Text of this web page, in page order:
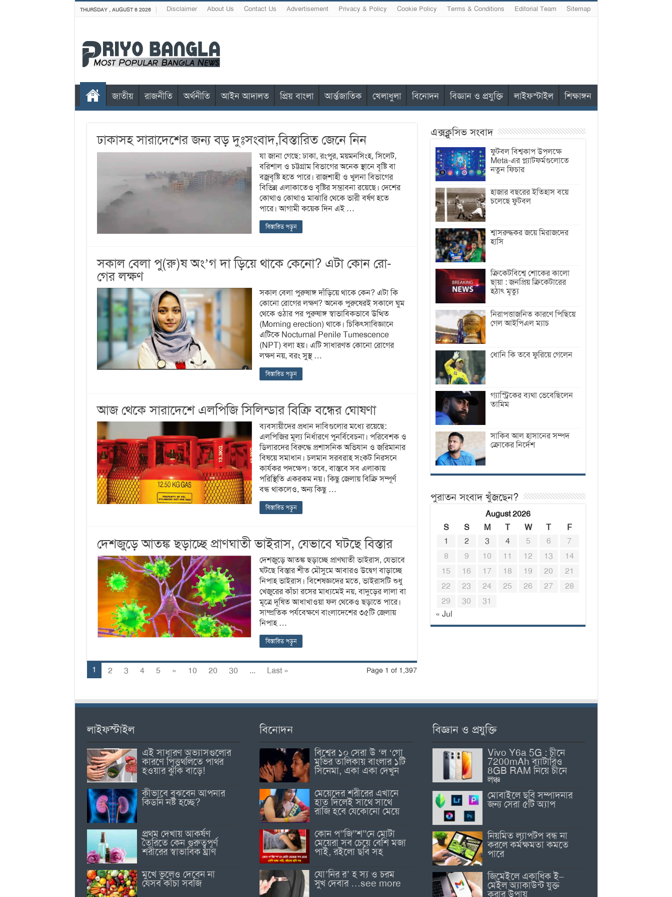
THURSDAY , AUGUST 6 2026 Disclaimer About Us Contact Us Advertisement Privacy & Policy Cookie Policy Terms & Conditions Editorial Team Sitemap
জাতীয় রাজনীতি অর্থনীতি আইন আদালত প্রিয় বাংলা আর্ন্তজাতিক খেলাধুলা বিনোদন বিজ্ঞান ও প্রযুক্তি লাইফস্টাইল শিক্ষাঙ্গন
ঢাকাসহ সারাদেশের জন্য বড় দুঃসংবাদ,বিস্তারিত জেনে নিন
যা জানা গেছে: ঢাকা, রংপুর, ময়মনসিংহ, সিলেট,
বরিশাল ও চট্টগ্রাম বিভাগের অনেক স্থানে বৃষ্টি বা
বজ্রবৃষ্টি হতে পারে। রাজশাহী ও খুলনা বিভাগের
বিভিন্ন এলাকাতেও বৃষ্টির সম্ভাবনা রয়েছে। দেশের
কোথাও কোথাও মাঝারি থেকে ভারী বর্ষণ হতে
পারে। আগামী কয়েক দিন এই …
বিস্তারিত পড়ুন
সকাল বেলা পু(রু)ষ অং’গ দা ড়িয়ে থাকে কেনো? এটা কোন রো-
গের লক্ষণ
সকাল বেলা পুরুষাঙ্গ দাঁড়িয়ে থাকে কেন? এটা কি
কোনো রোগের লক্ষণ? অনেক পুরুষেরই সকালে ঘুম
থেকে ওঠার পর পুরুষাঙ্গ স্বাভাবিকভাবে উত্থিত
(Morning erection) থাকে। চিকিৎসাবিজ্ঞানে
এটিকে Nocturnal Penile Tumescence
(NPT) বলা হয়। এটি সাধারণত কোনো রোগের
লক্ষণ নয়, বরং সুস্থ …
বিস্তারিত পড়ুন
আজ থেকে সারাদেশে এলপিজি সিলিন্ডার বিক্রি বন্ধের ঘোষণা
ব্যবসায়ীদের প্রধান দাবিগুলোর মধ্যে রয়েছে:
এলপিজির মূল্য নির্ধারণে পুনর্বিবেচনা। পরিবেশক ও
ডিলারদের বিরুদ্ধে প্রশাসনিক অভিযান ও জরিমানার
বিষয়ে সমাধান। চলমান সরবরাহ সংকট নিরসনে
কার্যকর পদক্ষেপ। তবে, বাস্তবে সব এলাকায়
পরিস্থিতি একরকম নয়। কিছু জেলায় বিক্রি সম্পূর্ণ
বন্ধ থাকলেও, অন্য কিছু …
বিস্তারিত পড়ুন
দেশজুড়ে আতঙ্ক ছড়াচ্ছে প্রাণঘাতী ভাইরাস, যেভাবে ঘটছে বিস্তার
দেশজুড়ে আতঙ্ক ছড়াচ্ছে প্রাণঘাতী ভাইরাস, যেভাবে
ঘটছে বিস্তার শীত মৌসুমে আবারও উদ্বেগ বাড়াচ্ছে
নিপাহ ভাইরাস। বিশেষজ্ঞদের মতে, ভাইরাসটি শুধু
খেজুরের কাঁচা রসের মাধ্যমেই নয়, বাদুড়ের লালা বা
মূত্রে দূষিত আধাখাওয়া ফল থেকেও ছড়াতে পারে।
সাম্প্রতিক পর্যবেক্ষণে বাংলাদেশের ৩৫টি জেলায়
নিপাহ …
বিস্তারিত পড়ুন
Page 1 of 1,397
1 2 3 4 5 » 10 20 30 ... Last »
এক্সক্লুসিভ সংবাদ
ফুটবল বিশ্বকাপ উপলক্ষে
Meta-এর প্ল্যাটফর্মগুলোতে
নতুন ফিচার
হাজার বছরের ইতিহাস বয়ে
চলেছে ফুটবল
শ্বাসরুদ্ধকর জয়ে মিরাজদের
হাসি
ক্রিকেটবিশ্বে শোকের কালো
ছায়া : জনপ্রিয় ক্রিকেটারের
হঠাৎ মৃত্যু
নিরাপত্তাজনিত কারণে পিছিয়ে
গেল আইপিএল ম্যাচ
ধোনি কি তবে ফুরিয়ে গেলেন
গ্যাস্ট্রিকের ব্যথা ভেবেছিলেন
তামিম
সাকিব আল হাসানের সম্পদ
ক্রোকের নির্দেশ
পুরাতন সংবাদ খুঁজছেন?
August 2026
S
S M T W T
F
1
2 3 4 5 6
7
8
9 10 11 12 13
14
15
16 17 18 19 20
21
22
23 24 25 26 27
28
29
30
31
« Jul
লাইফস্টাইল
এই সাধারণ অভ্যাসগুলোর
কারণে পিত্তথলিতে পাথর
হওয়ার ঝুঁকি বাড়ে!
কীভাবে বুঝবেন আপনার
কিডনি নষ্ট হচ্ছে?
প্রথম দেখায় আকর্ষণ
তৈরিতে কেন গুরুত্বপূর্ণ
শরীরের স্বাভাবিক ঘ্রাণ
মুখে ভুলেও দেবেন না
যেসব কাঁচা সবজি
বিনোদন
বিশ্বের ১০ সেরা উ ‘ল ‘গো
মুভির তালিকায় বাংলার ১টি
সিনেমা, একা একা দেখুন
মেয়েদের শরীরের এখানে
হাত দিলেই সাথে সাথে
রাজি হবে যেকোনো মেয়ে
কোন প”জি”শ”নে মোটা
মেয়েরা সব চেয়ে বেশি মজা
পাই, রইলো ছবি সহ
যো’নির র’ হ স্য ও চরম
সুখ দেবার …see more
বিজ্ঞান ও প্রযুক্তি
Vivo Y6a 5G : চীনে
7200mAh ব্যাটারিও
8GB RAM নিয়ে চীনে
লঞ্চ
মোবাইলে ছবি সম্পাদনার
জন্য সেরা ৫টি অ্যাপ
নিয়মিত ল্যাপটপ বন্ধ না
করলে কর্মক্ষমতা কমতে
পারে
জিমেইলে একাধিক ই–
মেইল অ্যাকাউন্ট যুক্ত
করার উপায়